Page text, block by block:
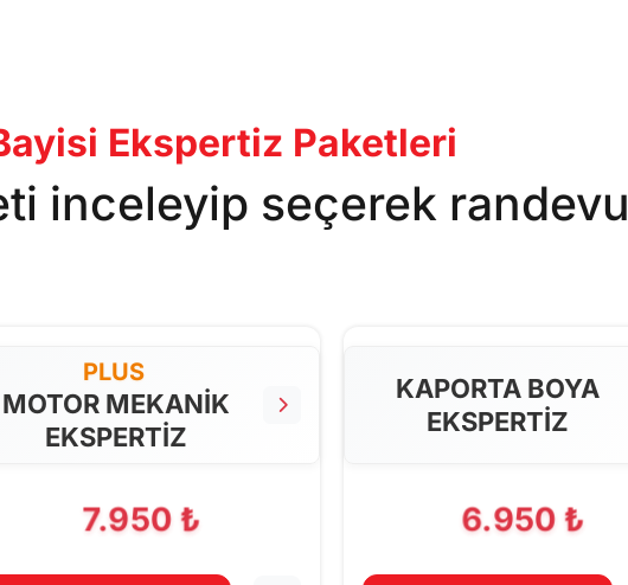
Ekspertiz Paketleri
inceleyip seçerek randevu
PLUS
MOTOR MEKANİK
EKSPERTİZ
7.950 ₺
KAPORTA BOYA
EKSPERTİZ
6.950 ₺